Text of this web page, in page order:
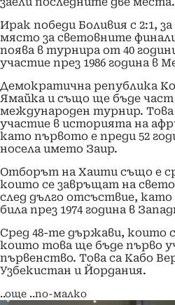
Ирак победи Боливия с 2:1,
място за световните
поява в турнира от 40
участие през 1986 година в
Демократична република
Ямайка и също ще бъде
международен турнир.
участие в историята на
като първото е преди 52
носела името Заир.
Отборът на Хаити също е
които се завръщат на
след дълго отсъствие,
била през 1974 година в
Сред 48-те държави, които
които това ще бъде първо
първенство. Това са Кабо
Узбекистан и Йордания.
..още ..по-малко